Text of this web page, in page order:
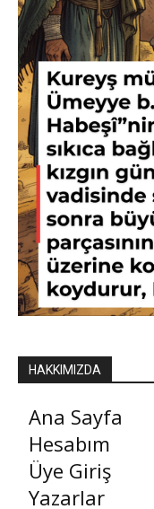
HAKKIMIZDA
Ana Sayfa
Hesabım
Üye Giriş
Yazarlar